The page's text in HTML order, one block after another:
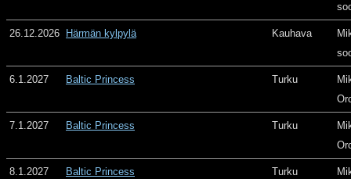
26.12.2026 Härmän kylpylä Kauhava
6.1.2027 Baltic Princess Turku
7.1.2027 Baltic Princess Turku
8.1.2027 Baltic Princess Turku